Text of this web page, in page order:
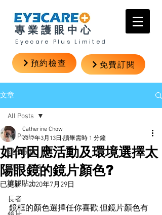
專業護眼中心
Eyecare Plus Limited
預約檢查 免費訂閱
文章
All Posts
隱形眼鏡
眼疾 / 不適
護眼貼士
長者
All Posts
如何因應活動及環境選擇太
陽眼鏡的鏡片顏色?
Catherine Chow
2017年3月13日 讀畢需時 1 分鐘
已更新：2020年7月29日
鏡框的顏色選擇任你喜歡,但鏡片顏色有